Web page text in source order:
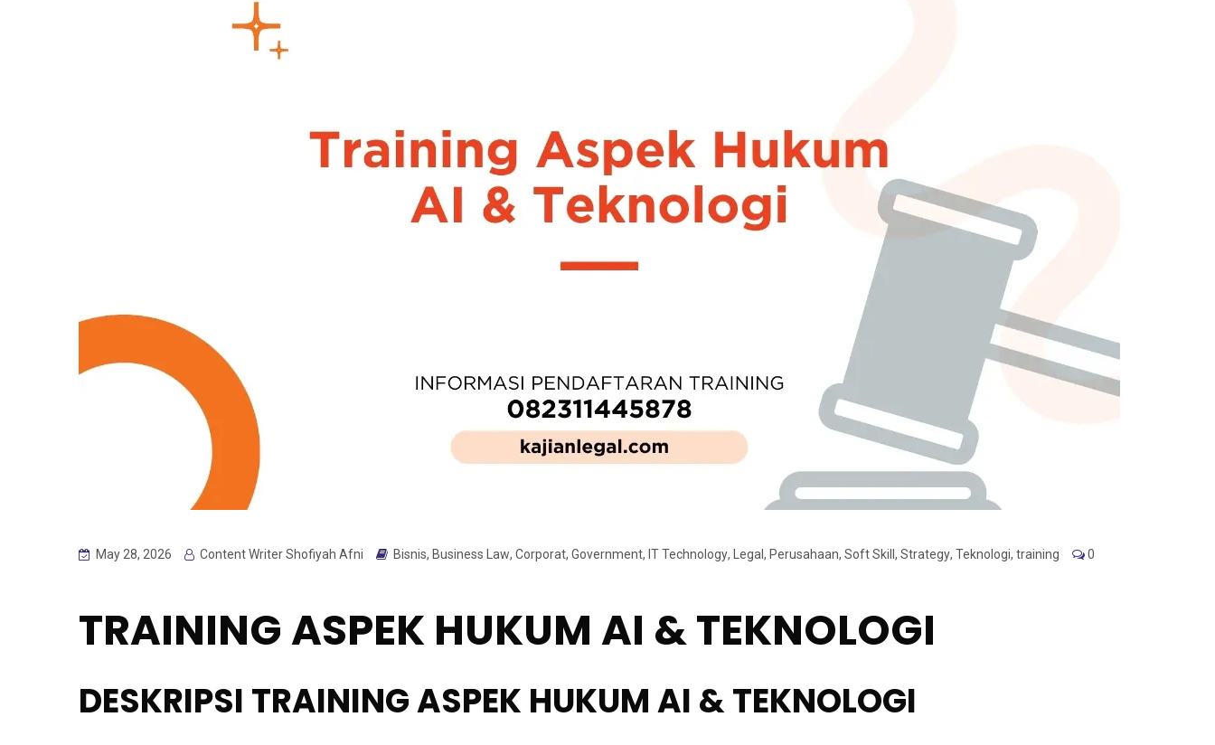
May 28, 2026 Content Writer Shofiyah Afni Bisnis, Business Law, Corporat, Government, IT Technology, Legal, Perusahaan, Soft Skill , Strategy, Teknologi, training 0
TRAINING ASPEK HUKUM AI & TEKNOLOGI
DESKRIPSI TRAINING ASPEK HUKUM AI & TEKNOLOGI